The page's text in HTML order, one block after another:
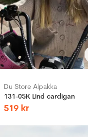
Du Store Alpakka
131-05K Lind cardigan
519 kr